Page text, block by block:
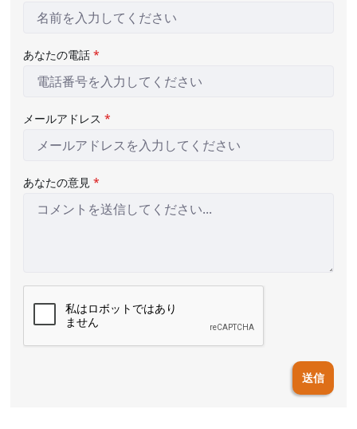
あなたの電話 *
メールアドレス *
あなたの意見 *
送信